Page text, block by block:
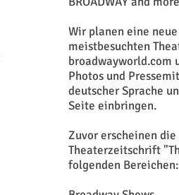
Wir planen eine
meistbesuchten
broadwayworld.com
Photos und
deutscher Sprache
Seite einbringen.
Zuvor erscheinen
Theaterzeitschrift
folgenden Bereichen:​